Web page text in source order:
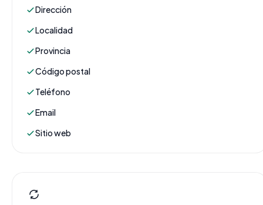
Dirección
Localidad
Provincia
Código postal
Teléfono
Email
Sitio web